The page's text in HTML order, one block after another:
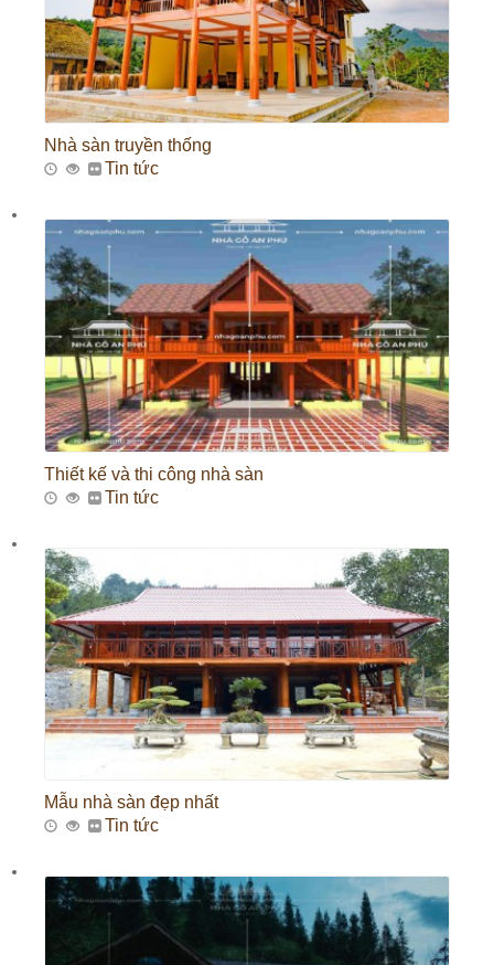
Nhà sàn truyền thống
Tin tức
Thiết kế và thi công nhà sàn
Tin tức
Mẫu nhà sàn đẹp nhất
Tin tức